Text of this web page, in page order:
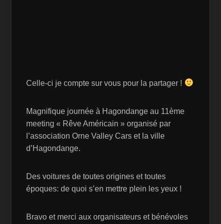
Celle-ci je compte sur vous pour la partager !
Magnifique journée à Hagondange au 11ème
meeting « Rêve Américain » organisé par
l’association Orne Valley Cars et la ville
d’Hagondange.
Des voitures de toutes origines et toutes
époques: de quoi s’en mettre plein les yeux !
Bravo et merci aux organisateurs et bénévoles